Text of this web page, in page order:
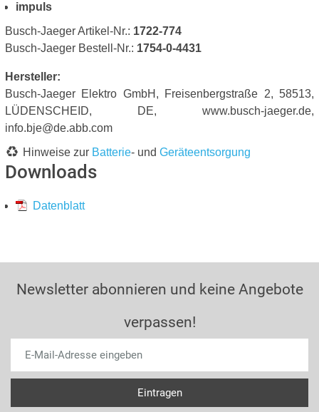
impuls
Busch-Jaeger Artikel-Nr.: 1722-774
Busch-Jaeger Bestell-Nr.: 1754-0-4431
Hersteller:
Busch-Jaeger Elektro GmbH, Freisenbergstraße 2, 58513,
LÜDENSCHEID, DE, www.busch-jaeger.de,
info.bje@de.abb.com
Hinweise zur Batterie- und Geräteentsorgung
Downloads
Datenblatt
Newsletter abonnieren und keine Angebote
verpassen!